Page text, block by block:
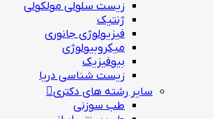
زیست سلولی مولکولی
ژنتیک
فیزیولوژی جانوری
میکروبیولوژی
بيوفيزيك
زیست شناسی دریا
سایر رشته های دکتری
طب سوزنی